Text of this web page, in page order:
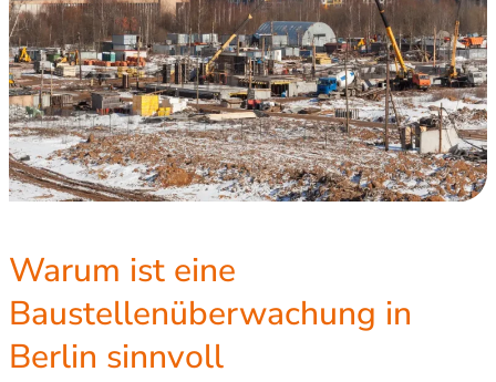
Warum ist eine
Baustellenüberwachung in
Berlin sinnvoll